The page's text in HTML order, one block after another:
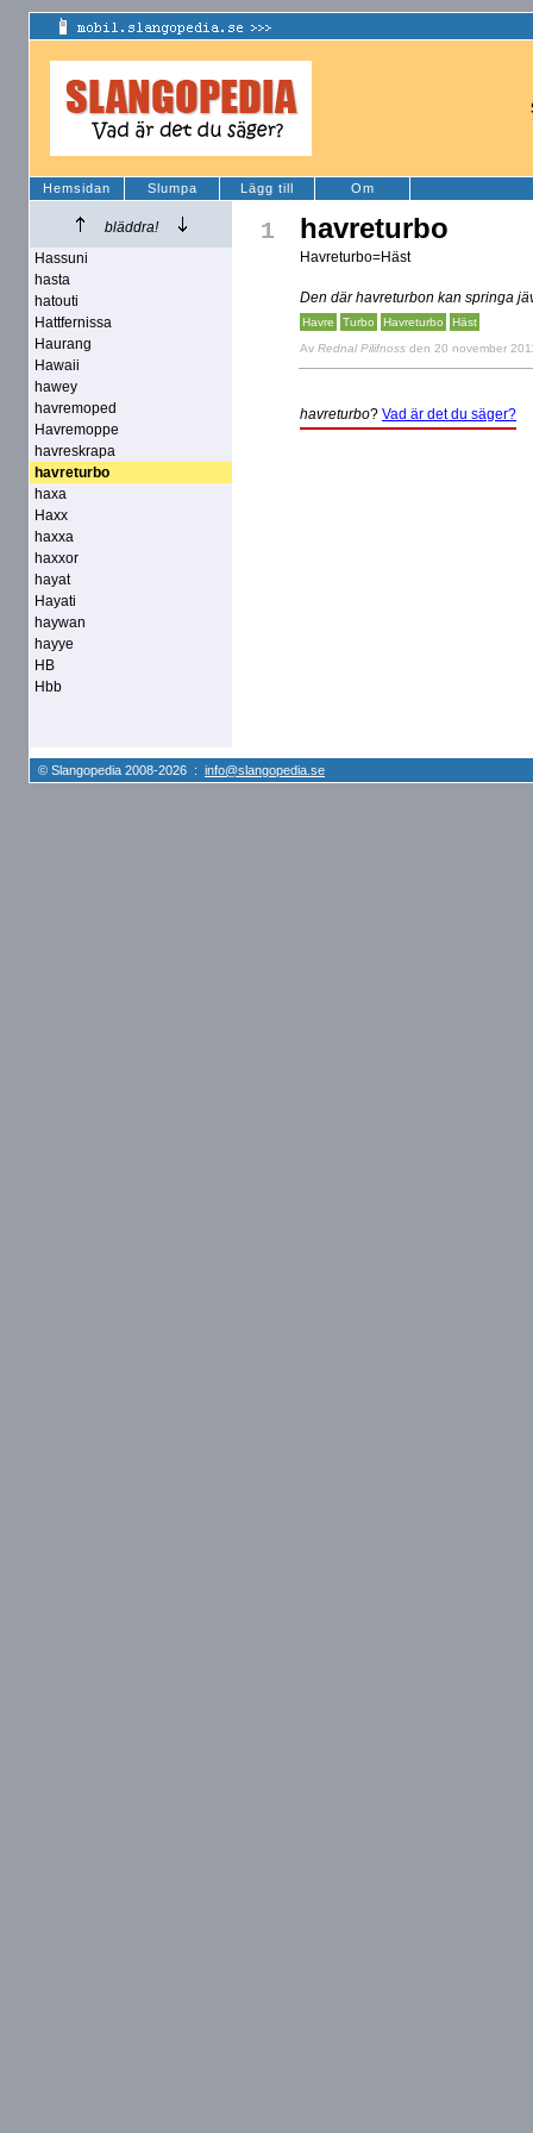
Hemsidan Slumpa Lägg till Om
bläddra!
Hassuni
hasta
hatouti
Hattfernissa
Haurang
Hawaii
hawey
havremoped
Havremoppe
havreskrapa
havreturbo
haxa
Haxx
haxxa
haxxor
hayat
Hayati
haywan
hayye
HB
Hbb
1 havreturbo
Havreturbo=Häst
Den där havreturbon kan springa
Havre Turbo Havreturbo Häst
Av Rednal Pilifnoss den 20 november
havreturbo? Vad är det du säger?
© Slangopedia 2008-2026 : info@slangopedia.se